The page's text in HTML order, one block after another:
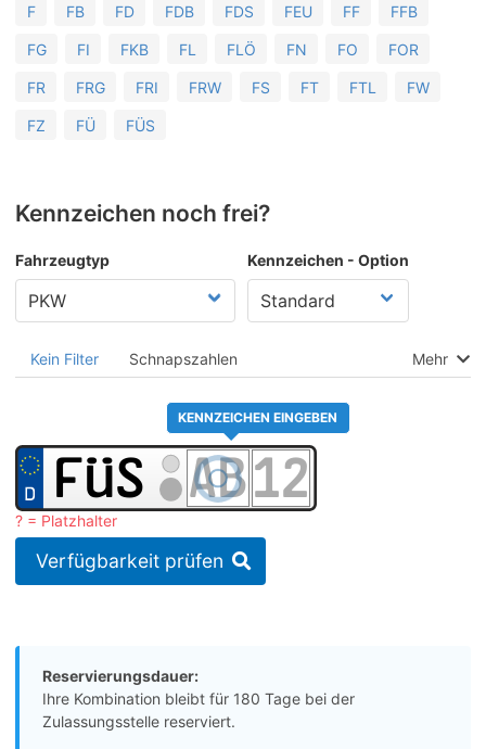
F FB FD FDB FDS FEU FF FFB
FG FI FKB FL FLÖ FN FO FOR
FR FRG FRI FRW FS FT FTL FW
FZ FÜ FÜS
Kennzeichen noch frei?
Fahrzeugtyp Kennzeichen - Option
Kein Filter Schnapszahlen Mehr
KENNZEICHEN EINGEBEN
? = Platzhalter
Verfügbarkeit prüfen
Reservierungsdauer:
Ihre Kombination bleibt für 180 Tage bei der
Zulassungsstelle reserviert.